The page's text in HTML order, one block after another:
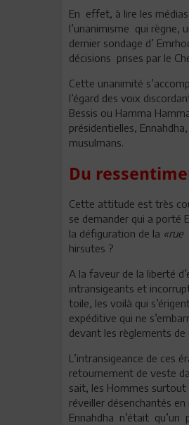
En effet, à lire les
l’unanimisme qui règne,
dernier sondage d’
décisions prises par le
Cette unanimité
l’égard des voix
Bessis ou Hamma
présidentielles,
musulmans.
Du
Cette attitude est très
se demander qui a porté
la défiguration de la «rue
hirsutes ?
A la faveur de la liberté
intransigeants et
toile, les voilà qui
expéditive qui ne
devant les règlements
L’intransigeance de ces
retournement de veste
sait, les Hommes
réveiller désenchantés
Ennahdha n’était qu’un